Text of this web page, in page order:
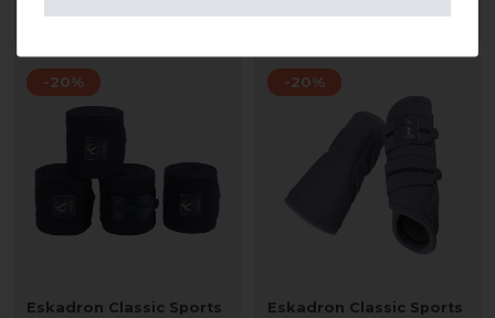
ARTIKEL MERKEN ARTIKEL MERKEN
-20%
Eskadron Classic Sports
-20%
Eskadron Classic Sports